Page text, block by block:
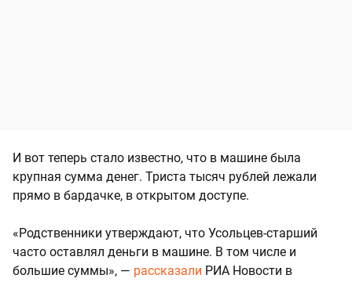
И вот теперь стало известно, что в машине была
крупная сумма денег. Триста тысяч рублей лежали
прямо в бардачке, в открытом доступе.
«Родственники утверждают, что Усольцев-старший
часто оставлял деньги в машине. В том числе и
большие суммы», — рассказали РИА Новости в